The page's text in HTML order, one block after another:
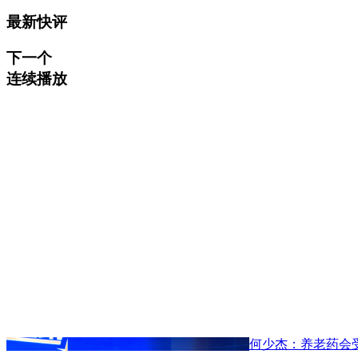
最新快评
下一个
连续播放
何少杰：养老药会